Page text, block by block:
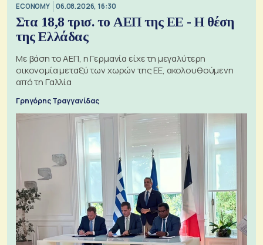
ECONOMY 06.08.2026, 16:30
Στα 18,8 τρισ. το ΑΕΠ της ΕΕ - Η θέση
της Ελλάδας
Με βάση το ΑΕΠ, η Γερμανία είχε τη μεγαλύτερη
οικονομία μεταξύ των χωρών της ΕΕ, ακολουθούμενη
από τη Γαλλία
Γρηγόρης Τραγγανίδας